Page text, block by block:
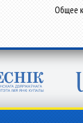
Общее